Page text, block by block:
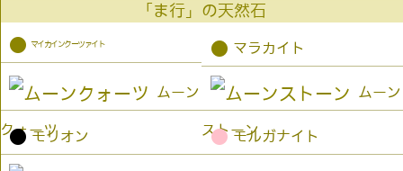
「ま行」の天然石
● マイカインクーツァイト ● マラカイト
ムーン
クォーツ
ムーン
ストーン
● モリオン ● モルガナイト